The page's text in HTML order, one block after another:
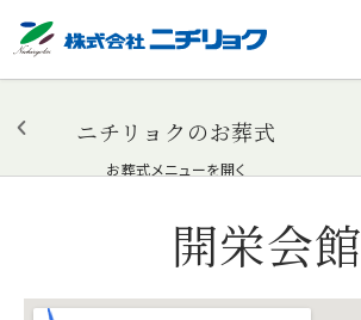
ニチリョクのお葬式
お葬式メニューを開く
開栄会館